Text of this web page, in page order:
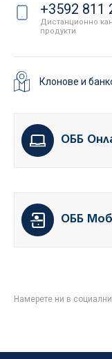
+3592 811
Дистанционно
продукти
Клонове и
ОББ
ОББ
Намерете ни в